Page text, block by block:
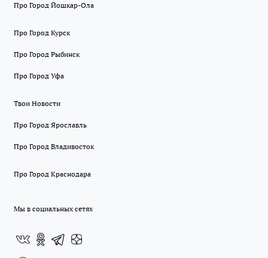
Про Город Йошкар-Ола
Про Город Курск
Про Город Рыбинск
Про Город Уфа
Твои Новости
Про Город Ярославль
Про Город Владивосток
Про Город Краснодара
Мы в социальных сетях